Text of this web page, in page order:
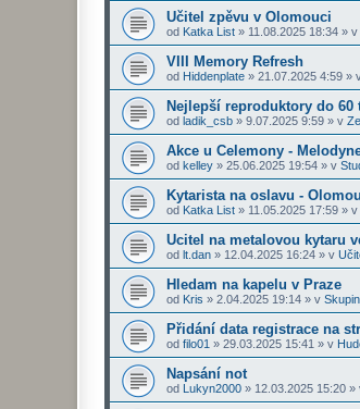
Učitel zpěvu v Olomouci
od Katka List » 11.08.2025 18:34 » v
VIII Memory Refresh
od Hiddenplate » 21.07.2025 4:59 »
Nejlepší reproduktory do 60
od ladik_csb » 9.07.2025 9:59 » v
Akce u Celemony -
od kelley » 25.06.2025 19:54 » v
Kytarista na oslavu -
od Katka List » 11.05.2025 17:59 » v
Ucitel na metalovou kytaru
od lt.dan » 12.04.2025 16:24 » v
Hledam na kapelu v Praze
od Kris » 2.04.2025 19:14 » v
Přidání data registrace na
od filo01 » 29.03.2025 15:41 » v
Napsání not
od Lukyn2000 » 12.03.2025 15:20 »